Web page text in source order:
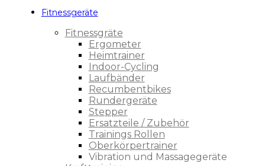
Fitnessgeräte
Fitnessgräte
Ergometer
Heimtrainer
Indoor-Cycling
Laufbänder
Recumbentbikes
Rundergeräte
Stepper
Ersatzteile / Zubehör
Trainings Rollen
Oberkörpertrainer
Vibration und Massagegeräte